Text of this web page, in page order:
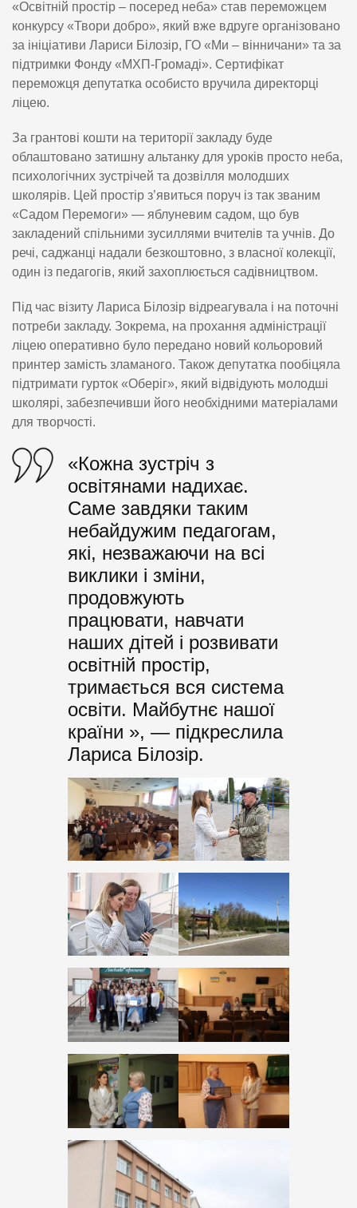
«Освітній простір – посеред неба» став переможцем
конкурсу «Твори добро», який вже вдруге організовано
за ініціативи Лариси Білозір, ГО «Ми – вінничани» та за
підтримки Фонду «МХП-Громаді». Сертифікат
переможця депутатка особисто вручила директорці
ліцею.
За грантові кошти на території закладу буде
облаштовано затишну альтанку для уроків просто неба,
психологічних зустрічей та дозвілля молодших
школярів. Цей простір з’явиться поруч із так званим
«Садом Перемоги» — яблуневим садом, що був
закладений спільними зусиллями вчителів та учнів. До
речі, саджанці надали безкоштовно, з власної колекції,
один із педагогів, який захоплюється садівництвом.
Під час візиту Лариса Білозір відреагувала і на поточні
потреби закладу. Зокрема, на прохання адміністрації
ліцею оперативно було передано новий кольоровий
принтер замість зламаного. Також депутатка пообіцяла
підтримати гурток «Оберіг», який відвідують молодші
школярі, забезпечивши його необхідними матеріалами
для творчості.
«Кожна зустріч з
освітянами надихає.
Саме завдяки таким
небайдужим педагогам,
які, незважаючи на всі
виклики і зміни,
продовжують
працювати, навчати
наших дітей і розвивати
освітній простір,
тримається вся система
освіти. Майбутнє нашої
країни », — підкреслила
Лариса Білозір.